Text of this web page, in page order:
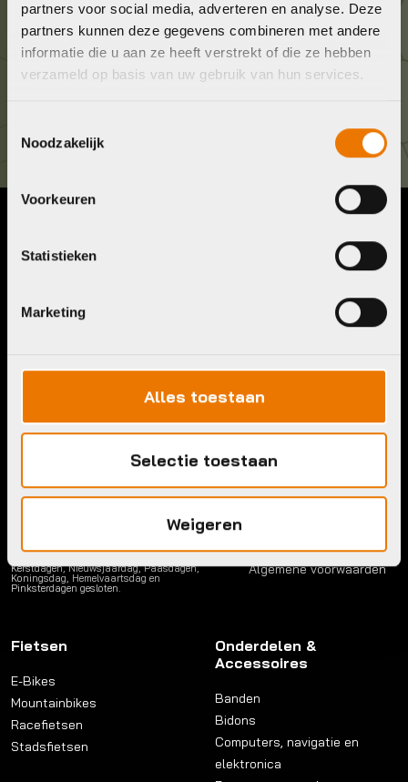
partners voor social media, adverteren en analyse. Deze
partners kunnen deze gegevens combineren met andere
informatie die u aan ze heeft verstrekt of die ze hebben
verzameld op basis van uw gebruik van hun services.
Noodzakelijk
Voorkeuren
Statistieken
Marketing
Alles toestaan
Selectie toestaan
Weigeren
036 5304422
Kom langs!
Adres:
Maandag:
Gesloten
08:30 - 18:00
Donderdag:
Vrijdag:
08:30 - 18:00
09:00 - 17:00
Kerstdagen, Nieuwsjaardag, Paasdagen,
Koningsdag, Hemelvaartsdag en
Pinksterdagen gesloten.
Service pakket
FAQ
Contact
Links
Reviewpolicy
Algemene voorwaarden
Fietsen
E-Bikes
Mountainbikes
Racefietsen
Stadsfietsen
Onderdelen &
Accessoires
Banden
Bidons
Computers, navigatie en
elektronica